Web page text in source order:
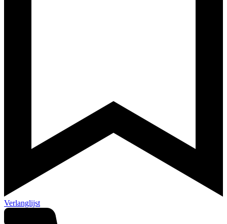
Verlanglijst